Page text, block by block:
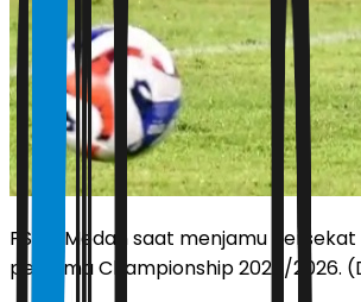
PSMS Medan saat menjamu
pertama Championship 2025/2026.